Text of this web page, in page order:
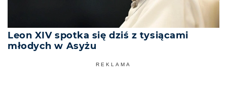
Leon XIV spotka się dziś z tysiącami
młodych w Asyżu
REKLAMA